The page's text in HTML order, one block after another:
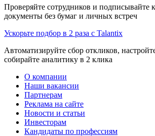
Проверяйте сотрудников и подписывайте
документы без бумаг и личных встреч
Ускорьте подбор в 2 раза с Talantix
Автоматизируйте сбор откликов,
собирайте аналитику в 2 клика
О компании
Наши вакансии
Партнерам
Реклама на сайте
Новости и статьи
Инвесторам
Кандидаты по профессиям